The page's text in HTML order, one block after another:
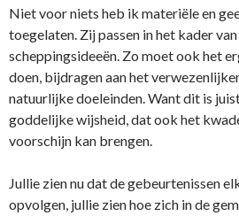
Niet voor niets heb ik materiële en
toegelaten. Zij passen in het kader
scheppingsideeën. Zo moet ook het
doen, bijdragen aan het
natuurlijke doeleinden. Want dit is
goddelijke wijsheid, dat ook het
voorschijn kan brengen.
Jullie zien nu dat de gebeurtenissen
opvolgen, jullie zien hoe zich in de